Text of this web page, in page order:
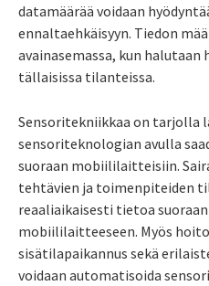
datamäärää voidaan
ennaltaehkäisyyn. Tiedon
avainasemassa, kun halutaan
tällaisissa tilanteissa.
Sensoritekniikkaa on tarjolla
sensoriteknologian avulla
suoraan mobiililaitteisiin.
tehtävien ja toimenpiteiden
reaaliaikaisesti tietoa
mobiililaitteeseen. Myös
sisätilapaikannus sekä
voidaan automatisoida